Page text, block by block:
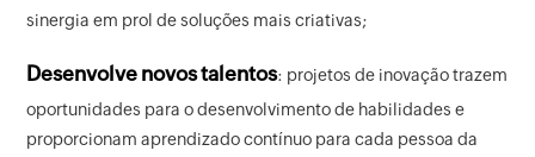
sinergia em prol de soluções mais criativas;
Desenvolve novos talentos: projetos de inovação trazem
oportunidades para o desenvolvimento de habilidades e
proporcionam aprendizado contínuo para cada pessoa da